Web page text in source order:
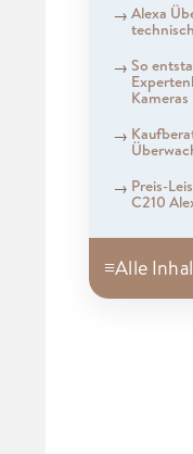
Alexa
So
Kameras
Preis-
C210
≡Alle